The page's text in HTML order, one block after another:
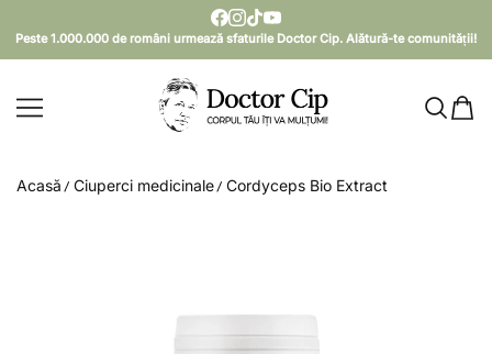
Peste 1.000.000 de români urmează sfaturile Doctor Cip. Alătură-te comunității!
Doctor Cip - Corpul tău îți va mulțumi!
Acasă Ciuperci medicinale Cordyceps Bio Extract